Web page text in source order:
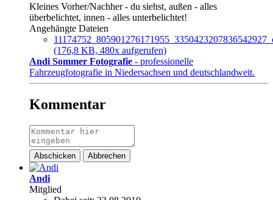
Kleines Vorher/Nachher - du siehst, außen - alles
überbelichtet, innen - alles unterbelichtet!
Angehängte Dateien
(176,8 KB, 480x aufgerufen)
Andi Sommer Fotografie - professionelle
Fahrzeugfotografie in Niedersachsen und deutschlandweit.
Kommentar
Abschicken Abbrechen
Andi
Mitglied